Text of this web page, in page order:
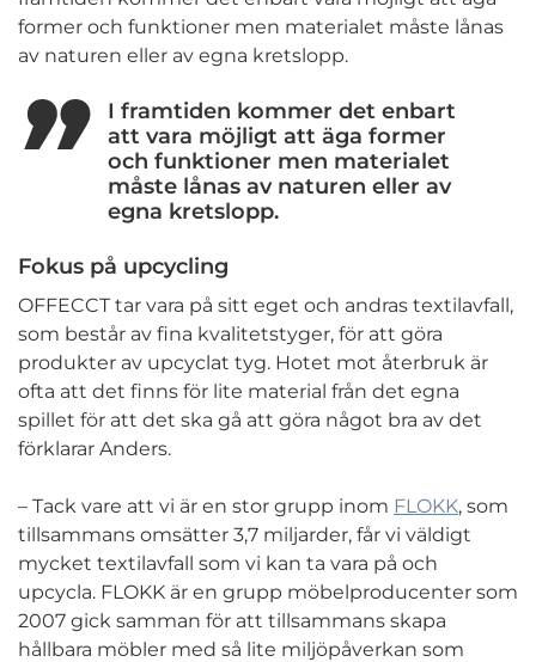
former och funktioner men materialet måste lånas
av naturen eller av egna kretslopp.
I framtiden kommer det enbart
att vara möjligt att äga former
och funktioner men materialet
måste lånas av naturen eller av
egna kretslopp.
Fokus på upcycling
OFFECCT tar vara på sitt eget och andras textilavfall,
som består av fina kvalitetstyger, för att göra
produkter av upcyclat tyg. Hotet mot återbruk är
ofta att det finns för lite material från det egna
spillet för att det ska gå att göra något bra av det
förklarar Anders.
– Tack vare att vi är en stor grupp inom FLOKK, som
tillsammans omsätter 3,7 miljarder, får vi väldigt
mycket textilavfall som vi kan ta vara på och
upcycla. FLOKK är en grupp möbelproducenter som
2007 gick samman för att tillsammans skapa
hållbara möbler med så lite miljöpåverkan som